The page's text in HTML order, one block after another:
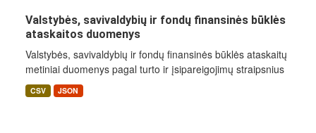
Valstybės, savivaldybių ir fondų finansinės būklės
ataskaitos duomenys
Valstybės, savivaldybių ir fondų finansinės būklės ataskaitų
metiniai duomenys pagal turto ir įsipareigojimų straipsnius
CSV JSON